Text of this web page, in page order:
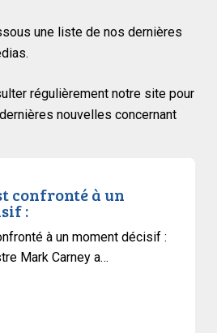
une liste de nos dernières
régulièrement notre site pour
nouvelles concernant
confronté à un
:
à un moment décisif :
Mark Carney a…